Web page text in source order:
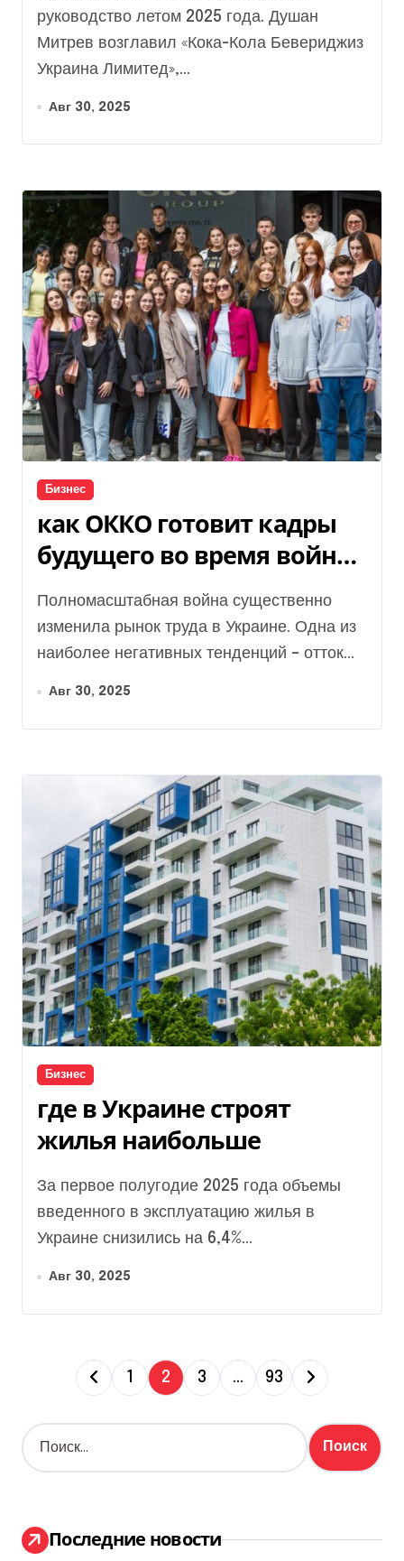
руководство летом 2025 года. Душан
Митрев возглавил «Кока-Кола Бевериджиз
Украина Лимитед»,...
Авг 30, 2025
Бизнес
как ОККО готовит кадры
будущего во время войны
— Delo.ua
Полномасштабная война существенно
изменила рынок труда в Украине. Одна из
наиболее негативных тенденций – отток...
Авг 30, 2025
Бизнес
где в Украине строят
жилья наибольше
За первое полугодие 2025 года объемы
введенного в эксплуатацию жилья в
Украине снизились на 6,4%...
Авг 30, 2025
П
а
г
н
1 2 3 … 93
Н
а
:
Последние новости